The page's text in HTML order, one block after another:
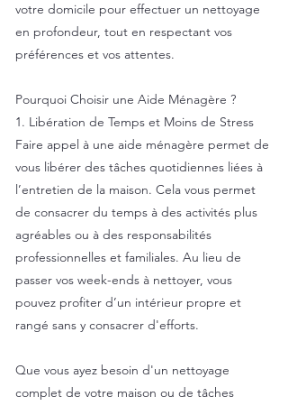
votre domicile pour effectuer un nettoyage
en profondeur, tout en respectant vos
préférences et vos attentes.
Pourquoi Choisir une Aide Ménagère ?
1. Libération de Temps et Moins de Stress
Faire appel à une aide ménagère permet de
vous libérer des tâches quotidiennes liées à
l’entretien de la maison. Cela vous permet
de consacrer du temps à des activités plus
agréables ou à des responsabilités
professionnelles et familiales. Au lieu de
passer vos week-ends à nettoyer, vous
pouvez profiter d’un intérieur propre et
rangé sans y consacrer d'efforts.
Que vous ayez besoin d'un nettoyage
complet de votre maison ou de tâches